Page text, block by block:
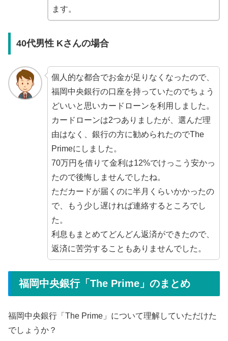
ます。
40代男性 Kさんの場合
個人的な都合でお金が足りなくなったので、
福岡中央銀行の口座を持っていたのでちょう
どいいと思いカードローンを利用しました。
カードローンは2つありましたが、選んだ理
由はなく、銀行の方に勧められたのでThe
Primeにしました。
70万円を借りて金利は12%でけっこう安かっ
たので後悔しませんでしたね。
ただカードが届くのに半月くらいかかったの
で、もう少し遅ければ連絡するところでし
た。
利息もまとめてどんどん返済ができたので、
返済に苦労することもありませんでした。
福岡中央銀行「The Prime」のまとめ
福岡中央銀行「The Prime」について理解していただけた
でしょうか？